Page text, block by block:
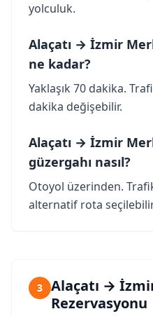
yolculuk.
Alaçatı → İzmir
ne kadar?
Yaklaşık 70 dakika.
dakika değişebilir.
Alaçatı → İzmir
güzergahı nasıl?
Otoyol üzerinden.
alternatif rota
3
Alaçatı →
Rezervasyonu